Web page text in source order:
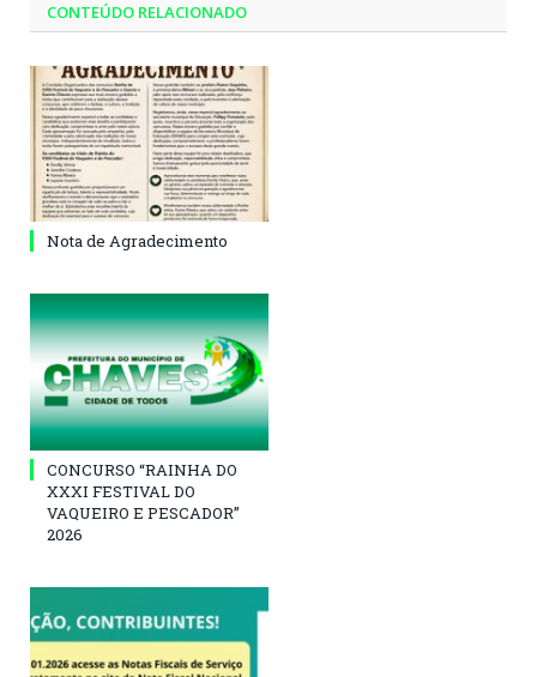
CONTEÚDO RELACIONADO
Nota de Agradecimento
CONCURSO “RAINHA DO
XXXI FESTIVAL DO
VAQUEIRO E PESCADOR”
2026